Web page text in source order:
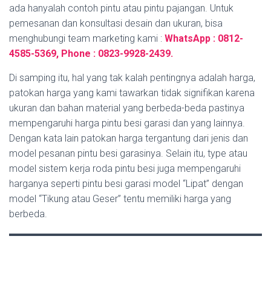
ada hanyalah contoh pintu atau pintu pajangan. Untuk
pemesanan dan konsultasi desain dan ukuran, bisa
menghubungi team marketing kami : WhatsApp : 0812-
4585-5369, Phone : 0823-9928-2439.
Di samping itu, hal yang tak kalah pentingnya adalah harga,
patokan harga yang kami tawarkan tidak signifikan karena
ukuran dan bahan material yang berbeda-beda pastinya
mempengaruhi harga pintu besi garasi dan yang lainnya.
Dengan kata lain patokan harga tergantung dari jenis dan
model pesanan pintu besi garasinya. Selain itu, type atau
model sistem kerja roda pintu besi juga mempengaruhi
harganya seperti pintu besi garasi model “Lipat” dengan
model “Tikung atau Geser” tentu memiliki harga yang
berbeda.